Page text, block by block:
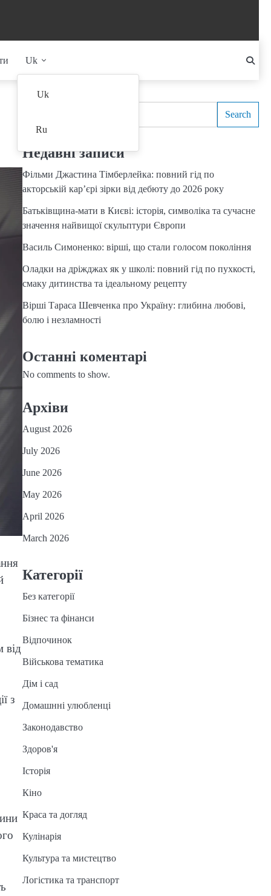
Uk
Uk
Ru
від
з
Search
Недавні записи
Фільми Джастина Тімберлейка: повний гід по
акторській кар’єрі зірки від дебюту до 2026 року
Батьківщина-мати в Києві: історія, символіка та сучасне
значення найвищої скульптури Європи
Василь Симоненко: вірші, що стали голосом покоління
Оладки на дріжджах як у школі: повний гід по пухкості,
смаку дитинства та ідеальному рецепту
Вірші Тараса Шевченка про Україну: глибина любові,
болю і незламності
Останні коментарі
No comments to show.
Архіви
August 2026
July 2026
June 2026
May 2026
April 2026
March 2026
Категорії
Без категорії
Бізнес та фінанси
Відпочинок
Військова тематика
Дім і сад
Домашнні улюбленці
Законодавство
Здоров'я
Історія
Кіно
Краса та догляд
Кулінарія
Культура та мистецтво
Логістика та транспорт